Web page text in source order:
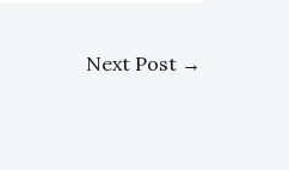
Next Post →